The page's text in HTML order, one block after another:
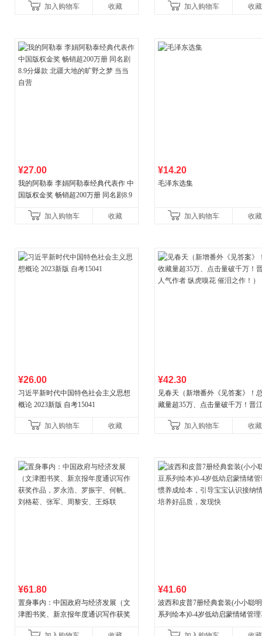
小说代表作加入购物车 收藏 加入购物车 收藏
¥27.00
我的阿勒泰 李娟阿勒泰经典代表作 中
国版权金奖 畅销超200万册 同名剧8.9
加入购物车
收藏
¥14.20
毛泽东选集
加入购物车 收藏
¥26.00
习近平新时代中国特色社会主义思想
概论 2023新版 自考15041
加入购物车 收藏
¥42.30
见春天（新增番外《见答案》！
藏量超35万、点击量破千万！晋
加入购物车
收藏
¥61.80
置身事内：中国政府与经济发展（文
津图书奖、新京报年度通识写作获奖
¥41.60
波西和皮普7册经典套装(小小聪
系列绘本)0-4岁低幼启蒙情绪管